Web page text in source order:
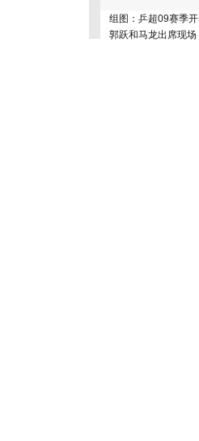
组图：乒超09赛季
郭跃和马龙出席现场